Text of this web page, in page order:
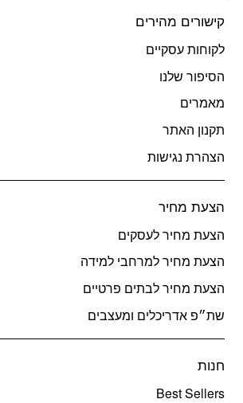
קישורים מהירים
לקוחות עסקיים
הסיפור שלנו
מאמרים
תקנון האתר
הצהרת נגישות
הצעת מחיר
הצעת מחיר לעסקים
הצעת מחיר למרחבי למידה
הצעת מחיר לבתים פרטיים
שת״פ אדריכלים ומעצבים
חנות
Best Sellers